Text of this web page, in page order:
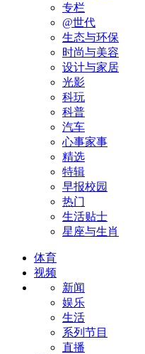
专栏
@世代
生态与环保
时尚与美容
设计与家居
光影
科玩
科普
汽车
心事家事
精选
特辑
早报校园
热门
生活贴士
星座与生肖
体育
视频
新闻
娱乐
生活
系列节目
直播